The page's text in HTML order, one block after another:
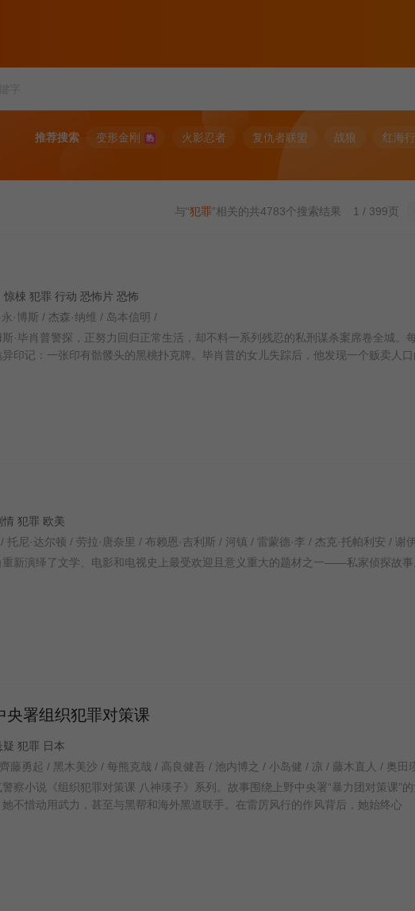
推荐搜索 变形金刚 热 火影忍者 复仇者联盟 战狼 红海
1 / 399页
与“犯罪”相关的共4783个搜索结果
惊梀 犯罪 行动 恐怖片 恐怖
·博斯 / 杰森·纳维 / 岛本信明 /
·毕肖普警探，正努力回归正常生活，却不料一系列残忍的私刑谋杀案席卷全城。
印记：一张印有骷髅头的黑桃扑克牌。毕肖普的女儿失踪后，他发现一个贩卖人口
情 犯罪 欧美
重新演绎了文学、电影和电视史上最受欢迎且意义重大的题材之一——私家侦探故事
央署组织犯罪对策课
疑 犯罪 日本
藤勇起 / 黑木美沙 / 每熊克哉 / 高良健吾 / 池内博之 / 小岛健 / 凉 / 藤木直人 / 奥田
察小说《组织犯罪对策课 八神瑛子》系列。故事围绕上野中央署“暴力团对策课”的
不惜动用武力，甚至与黑帮和海外黑道联手。在雷厉风行的作风背后，她始终心